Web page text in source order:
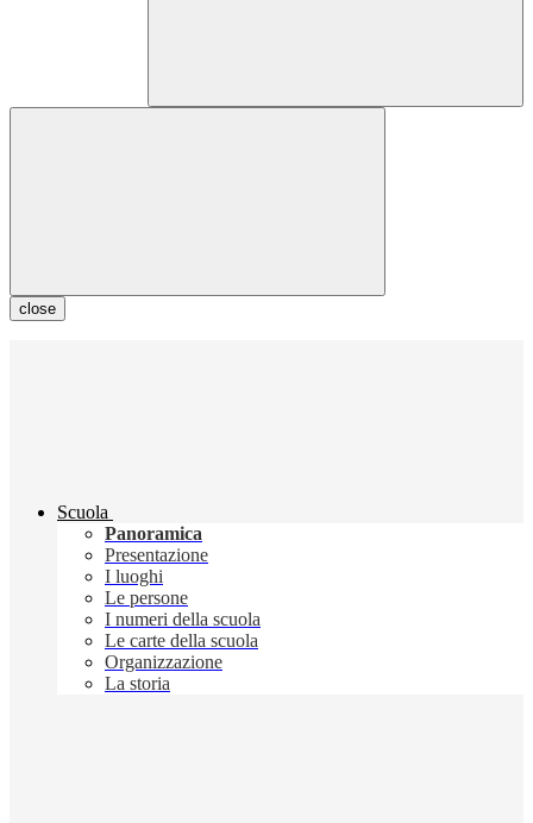
close
Scuola
Panoramica
Presentazione
I luoghi
Le persone
I numeri della scuola
Le carte della scuola
Organizzazione
La storia